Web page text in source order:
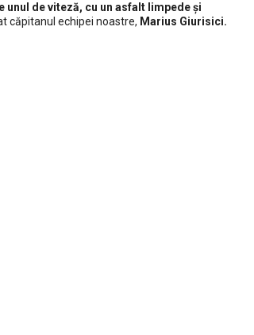
unul de viteză, cu un asfalt limpede și
căpitanul echipei noastre, Marius Giurisici.